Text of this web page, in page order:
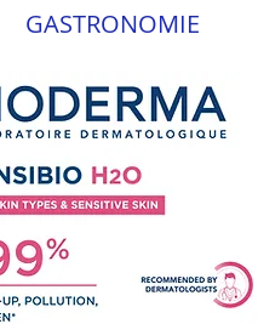
GASTRONOMIE